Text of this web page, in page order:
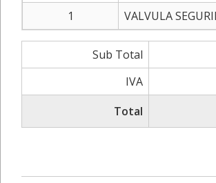
1
VALVULA
Sub Total
IVA
Total